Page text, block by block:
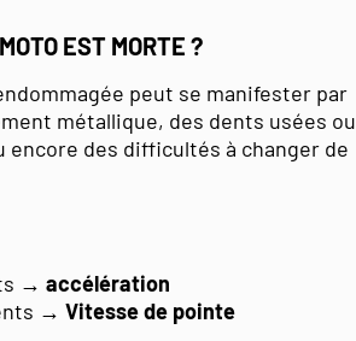
EST MORTE ?
peut se manifester par
métallique, des dents usées ou
encore des difficultés à changer de
→ accélération
→ Vitesse de pointe